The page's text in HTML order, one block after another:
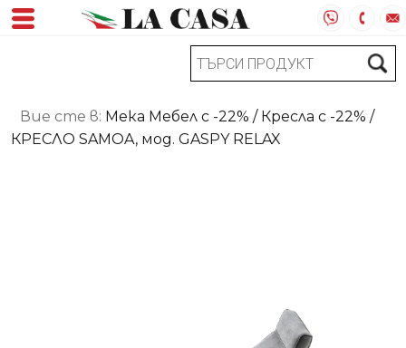
Вие сте в: Мека Мебел с -22% / Кресла с -22% /
КРЕСЛО SAMOA, мод. GASPY RELAX